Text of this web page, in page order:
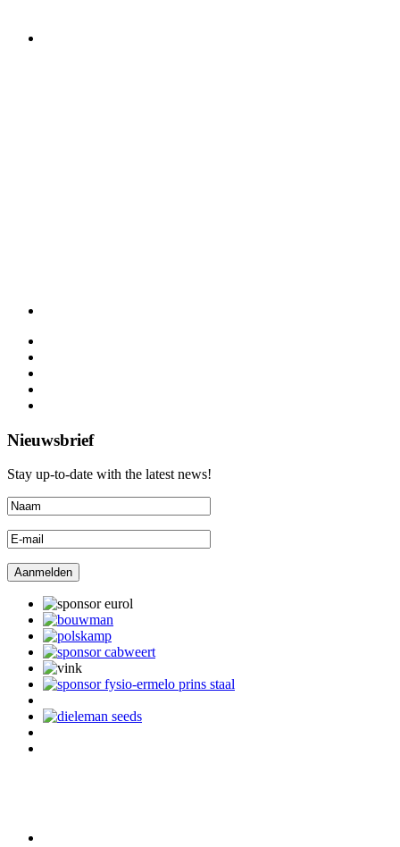
Nieuwsbrief
Stay up-to-date with the latest news!